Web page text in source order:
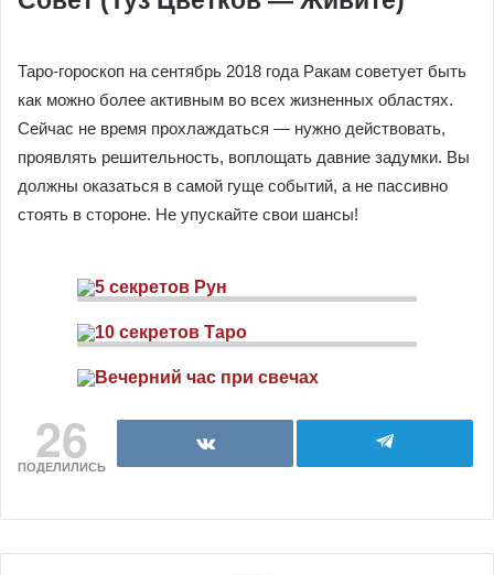
Таро-гороскоп на сентябрь 2018 года Ракам советует быть
как можно более активным во всех жизненных областях.
Сейчас не время прохлаждаться — нужно действовать,
проявлять решительность, воплощать давние задумки. Вы
должны оказаться в самой гуще событий, а не пассивно
стоять в стороне. Не упускайте свои шансы!
26
ПОДЕЛИЛИСЬ